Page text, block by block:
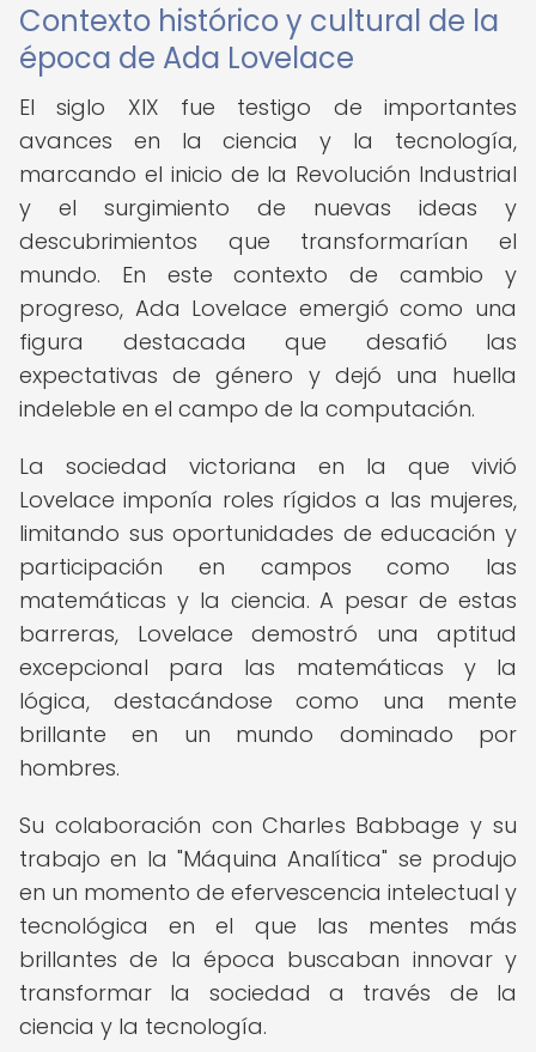
Contexto histórico y cultural de la
época de Ada Lovelace
El siglo XIX fue testigo de importantes
avances en la ciencia y la tecnología,
marcando el inicio de la Revolución Industrial
y el surgimiento de nuevas ideas y
descubrimientos que transformarían el
mundo. En este contexto de cambio y
progreso, Ada Lovelace emergió como una
figura destacada que desafió las
expectativas de género y dejó una huella
indeleble en el campo de la computación.
La sociedad victoriana en la que vivió
Lovelace imponía roles rígidos a las mujeres,
limitando sus oportunidades de educación y
participación en campos como las
matemáticas y la ciencia. A pesar de estas
barreras, Lovelace demostró una aptitud
excepcional para las matemáticas y la
lógica, destacándose como una mente
brillante en un mundo dominado por
hombres.
Su colaboración con Charles Babbage y su
trabajo en la "Máquina Analítica" se produjo
en un momento de efervescencia intelectual y
tecnológica en el que las mentes más
brillantes de la época buscaban innovar y
transformar la sociedad a través de la
ciencia y la tecnología.